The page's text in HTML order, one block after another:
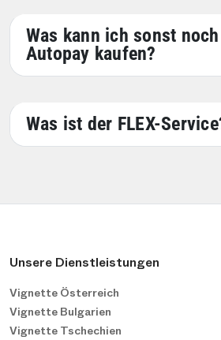
Was kann ich sonst
Autopay kaufen?
Was ist der FLEX-
Unsere Dienstleistungen
Vignette Österreich
Vignette Bulgarien
Vignette Tschechien